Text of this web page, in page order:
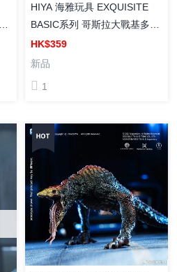
HIYA 海雅玩具 EXQUISITE
BASIC系列 哥斯拉大戰基多拉
（1991） 哥斯拉 北海道 Ver.
可動手辦 可動成品人偶
HK$359
新品
1